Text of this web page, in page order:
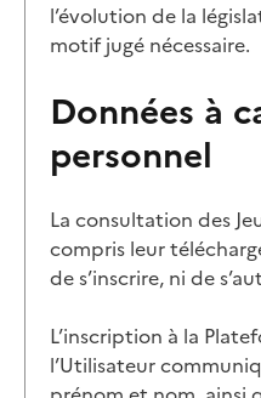
l’évolution de la
motif jugé nécessaire.
Données à
personnel
La consultation des
compris leur
de s’inscrire, ni de
L’inscription à la
l’Utilisateur